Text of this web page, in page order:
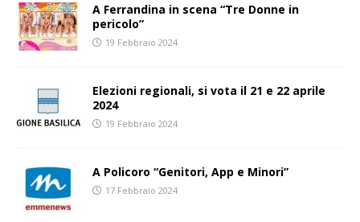
A Ferrandina in scena “Tre Donne in
pericolo”
19 Febbraio 2024
Elezioni regionali, si vota il 21 e 22 aprile
2024
19 Febbraio 2024
A Policoro “Genitori, App e Minori”
17 Febbraio 2024